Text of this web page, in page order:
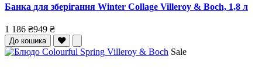
Банка для зберігання Winter Collage Villeroy & Boch, 1,8 л
1 186 ₴949 ₴
До кошика
Sale